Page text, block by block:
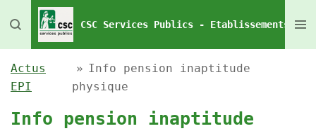
Passer
au
contenu
principal
CSC Services Publics - Etablissements
Actus
EPI
» Info pension inaptitude
physique
Info pension inaptitude